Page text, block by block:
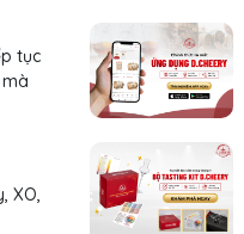
tục
XO,